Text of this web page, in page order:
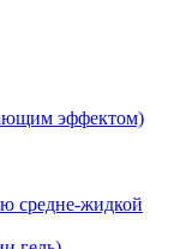
эффектом)
средне-жидкой